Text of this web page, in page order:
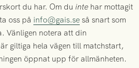
du har. Om duinte har mottagit
oss på info@gais.se så snart som
Vänligen notera att din
giltiga hela vägen till matchstart,
öppnat upp för allmänheten.